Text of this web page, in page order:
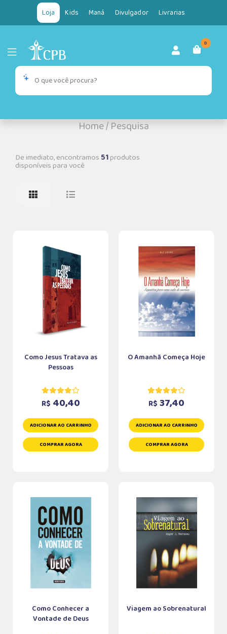
Loja Kids Maná Divulgador Livrarias
0
Home/Pesquisa
De imediato, encontramos 51produtos
disponíveis para você
Como Jesus Tratava as
Pessoas
R$ 40,40
ADICIONAR AO CARRINHO
COMPRAR AGORA
O Amanhã Começa Hoje
R$ 37,40
ADICIONAR AO CARRINHO
COMPRAR AGORA
Como Conhecer a
Vontade de Deus
Viagem ao Sobrenatural